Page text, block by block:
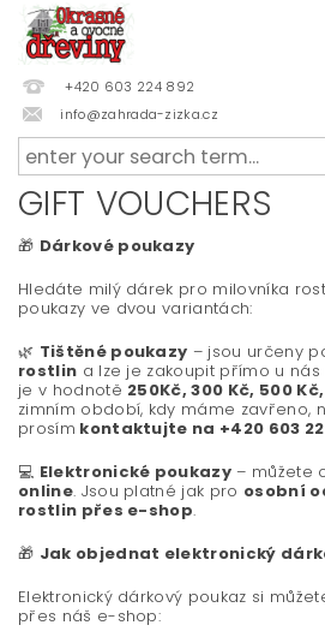
+420 603 224 892
info@zahrada-zizka.cz
GIFT VOUCHERS
🎁 Dárkové poukazy
Hledáte milý dárek pro milovníka
poukazy ve dvou variantách:
🌿 Tištěné poukazy – jsou určeny
rostlin a lze je zakoupit přímo u
je v hodnotě 250Kč, 300 Kč, 500
zimním období, kdy máme zavřeno,
prosím kontaktujte na +420 603
💻 Elektronické poukazy – můžete
online. Jsou platné jak pro osobní
rostlin přes e-shop.
🎁 Jak objednat elektronický
Elektronický dárkový poukaz si
přes náš e-shop: